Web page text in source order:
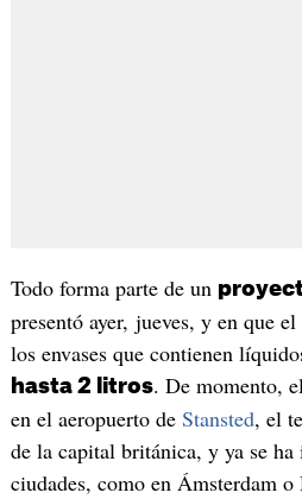
Todo forma parte de un
presentó ayer, jueves, y en que
los envases que contienen
hasta 2 litros. De momento,
en el aeropuerto de Stansted, el
de la capital británica, y ya se ha
ciudades, como en Ámsterdam